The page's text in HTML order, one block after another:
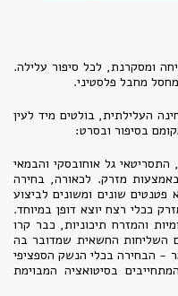
ומסקרנת, לכל סיפור עלילה.
מחבל פלסטיני.
העלילתית, בולטים מיד לעין
בסיפור ובסרט:
גל אוחובסקי והבמאי
מזרק. לכאורה, בחירה
פטנטים שונים ומשונים לביצוע
ככלי רצח יוצא דופן במיוחד.
והמזרח תיכוניות, כבר קרו
השליחות החשאית שמדובר בה
- הבחירה בכלי הנשק הספציפי
בסיטואציה המבוימת